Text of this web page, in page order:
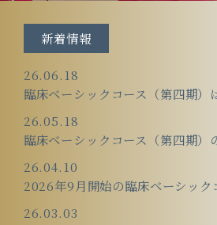
新着情報
26.06.18
臨床ベーシックコース（第四期）は再び
26.05.18
臨床ベーシックコース（第四期）の申込受
26.04.10
2026年9月開始の臨床ベーシックコース（第四期
26.03.03